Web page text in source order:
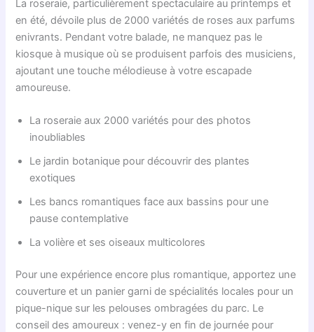
La roseraie, particulièrement spectaculaire au printemps et
en été, dévoile plus de 2000 variétés de roses aux parfums
enivrants. Pendant votre balade, ne manquez pas le
kiosque à musique où se produisent parfois des musiciens,
ajoutant une touche mélodieuse à votre escapade
amoureuse.
La roseraie aux 2000 variétés pour des photos
inoubliables
Le jardin botanique pour découvrir des plantes
exotiques
Les bancs romantiques face aux bassins pour une
pause contemplative
La volière et ses oiseaux multicolores
Pour une expérience encore plus romantique, apportez une
couverture et un panier garni de spécialités locales pour un
pique-nique sur les pelouses ombragées du parc. Le
conseil des amoureux : venez-y en fin de journée pour